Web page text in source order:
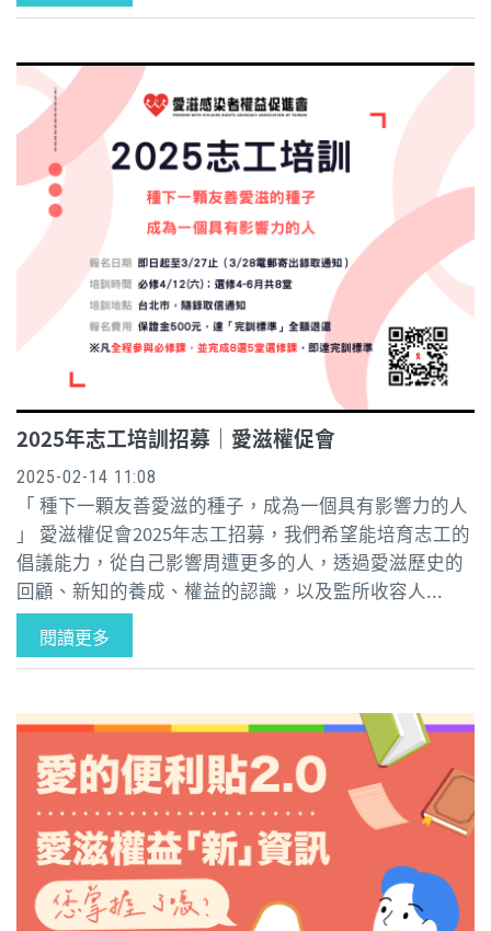
2025年志工培訓招募｜愛滋權促會
2025-02-14 11:08
「 種下一顆友善愛滋的種子，成為一個具有影響力的人
」 愛滋權促會2025年志工招募，我們希望能培育志工的
倡議能力，從自己影響周遭更多的人，透過愛滋歷史的
回顧、新知的養成、權益的認識，以及監所收容人...
閱讀更多